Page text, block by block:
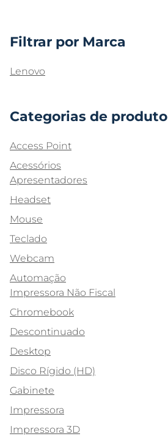
Filtrar por Marca
Lenovo
Categorias de produto
Access Point
Acessórios
Apresentadores
Headset
Mouse
Teclado
Webcam
Automação
Impressora Não Fiscal
Chromebook
Descontinuado
Desktop
Disco Rígido (HD)
Gabinete
Impressora
Impressora 3D